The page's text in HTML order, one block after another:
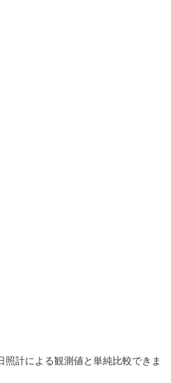
計による観測値と単純比較できま